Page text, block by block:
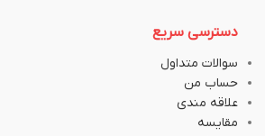
دسترسی سریع
سوالات متداول
حساب من
علاقه مندی
مقایسه